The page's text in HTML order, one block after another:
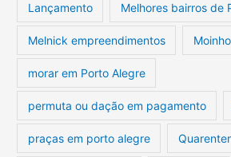
Lançamento Melhores bairros de
Melnick empreendimentos
morar em Porto Alegre
permuta ou dação em pagamento
praças em porto alegre